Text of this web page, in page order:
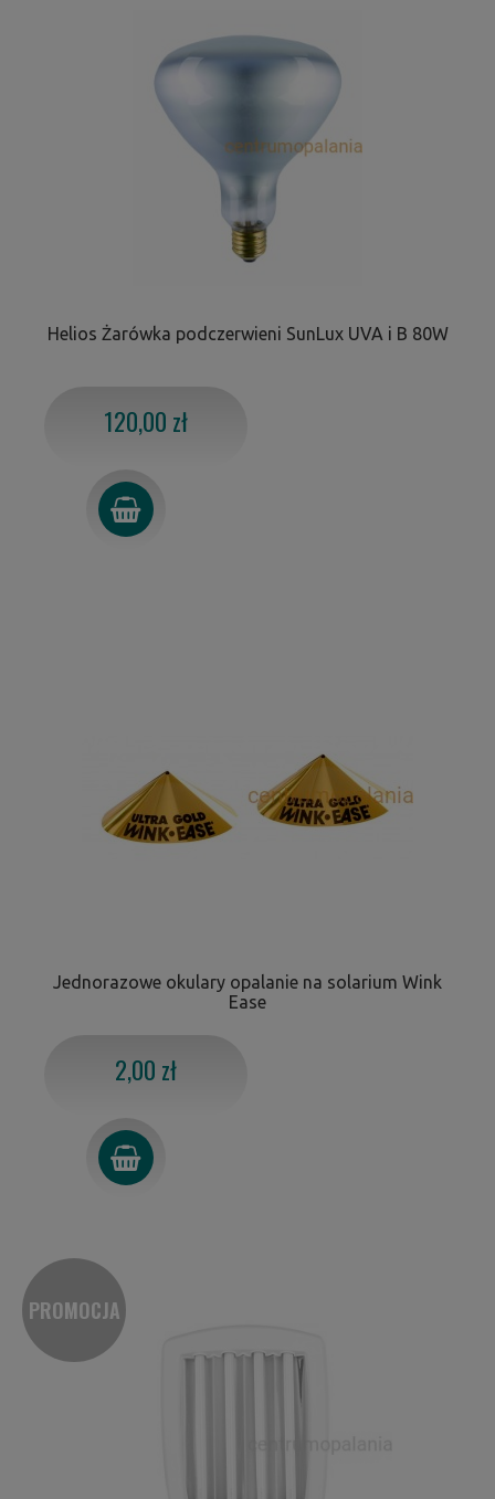
Helios Żarówka podczerwieni SunLux UVA i B 80W
120,00 zł
Jednorazowe okulary opalanie na solarium Wink
Ease
2,00 zł
PROMOCJA